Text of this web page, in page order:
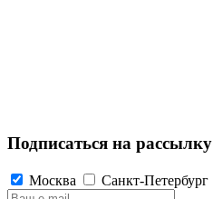
Подписаться на рассылку
Москва Санкт-Петербург